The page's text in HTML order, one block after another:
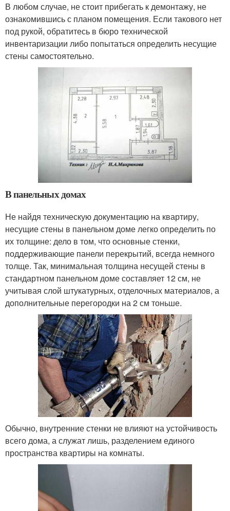
В любом случае, не стоит прибегать к демонтажу, не
ознакомившись с планом помещения. Если такового нет
под рукой, обратитесь в бюро технической
инвентаризации либо попытаться определить несущие
стены самостоятельно.
В панельных домах
Не найдя техническую документацию на квартиру,
несущие стены в панельном доме легко определить по
их толщине: дело в том, что основные стенки,
поддерживающие панели перекрытий, всегда немного
толще. Так, минимальная толщина несущей стены в
стандартном панельном доме составляет 12 см, не
учитывая слой штукатурных, отделочных материалов, а
дополнительные перегородки на 2 см тоньше.
Обычно, внутренние стенки не влияют на устойчивость
всего дома, а служат лишь, разделением единого
пространства квартиры на комнаты.